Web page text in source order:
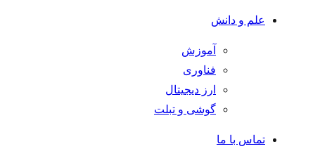
علم و دانش
آموزش
فناوری
ارز دیجیتال
گوشی و تبلت
تماس با ما